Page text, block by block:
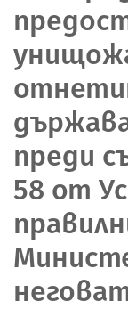
преди
58 от